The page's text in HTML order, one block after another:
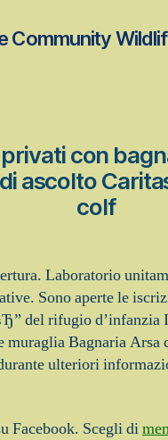
Community
con
ascolto
colf
Laboratorio
Sono aperte le
del rifugio
muraglia Bagnaria Arsa
ulteriori
Facebook. Scegli di